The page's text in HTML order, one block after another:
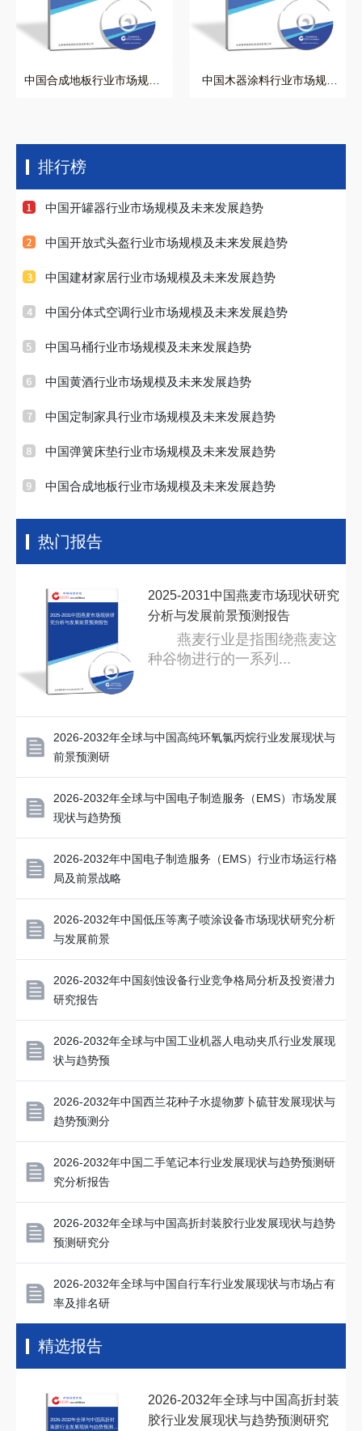
中国合成地板行业市场规模
中国木器涂料行业市场规模
排行榜
中国开罐器行业市场规模及未来发展趋势
中国开放式头盔行业市场规模及未来发展趋势
中国建材家居行业市场规模及未来发展趋势
中国分体式空调行业市场规模及未来发展趋势
中国马桶行业市场规模及未来发展趋势
中国黄酒行业市场规模及未来发展趋势
中国定制家具行业市场规模及未来发展趋势
中国弹簧床垫行业市场规模及未来发展趋势
中国合成地板行业市场规模及未来发展趋势
热门报告
2025-2031中国燕麦市场现状研
究分析与发展前景预测报告
2025-2031中国燕麦市场现状研究
分析与发展前景预测报告
燕麦行业是指围绕燕麦这
种谷物进行的一系列...
2026-2032年全球与中国高纯环氧氯丙烷行业发展现状与
前景预测研
2026-2032年全球与中国电子制造服务（EMS）市场发展
现状与趋势预
2026-2032年中国电子制造服务（EMS）行业市场运行格
局及前景战略
2026-2032年中国低压等离子喷涂设备市场现状研究分析
与发展前景
2026-2032年中国刻蚀设备行业竞争格局分析及投资潜力
研究报告
2026-2032年全球与中国工业机器人电动夹爪行业发展现
状与趋势预
2026-2032年中国西兰花种子水提物萝卜硫苷发展现状与
趋势预测分
2026-2032年中国二手笔记本行业发展现状与趋势预测研
究分析报告
2026-2032年全球与中国高折封装胶行业发展现状与趋势
预测研究分
2026-2032年全球与中国自行车行业发展现状与市场占有
率及排名研
精选报告
2026-2032年全球与中国高折封
装胶行业发展现状与趋势预测研
2026-2032年全球与中国高折封装
胶行业发展现状与趋势预测研究